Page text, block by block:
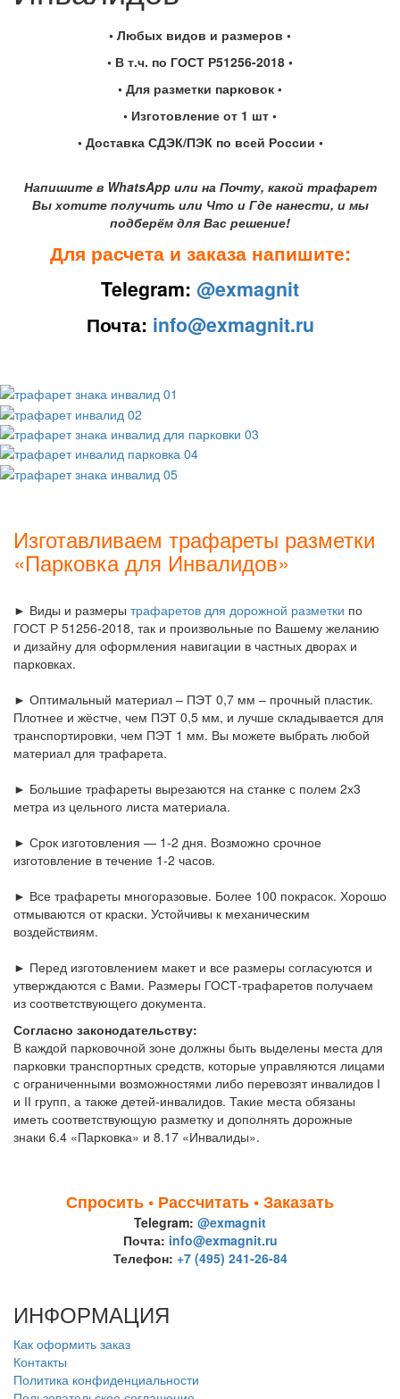
• Любых видов и размеров •
• В т.ч. по ГОСТ Р51256-2018 •
• Для разметки парковок •
• Изготовление от 1 шт •
• Доставка СДЭК/ПЭК по всей России •
Напишите в WhatsApp или на Почту, какой трафарет
Вы хотите получить или Что и Где нанести, и мы
подберём для Вас решение!
Для расчета и заказа напишите:
Telegram: @exmagnit
Почта: info@exmagnit.ru
Изготавливаем трафареты разметки
«Парковка для Инвалидов»
► Виды и размеры трафаретов для дорожной разметки по
ГОСТ Р 51256-2018, так и произвольные по Вашему желанию
и дизайну для оформления навигации в частных дворах и
парковках.
► Оптимальный материал – ПЭТ 0,7 мм – прочный пластик.
Плотнее и жёстче, чем ПЭТ 0,5 мм, и лучше складывается для
транспортировки, чем ПЭТ 1 мм. Вы можете выбрать любой
материал для трафарета.
► Большие трафареты вырезаются на станке с полем 2х3
метра из цельного листа материала.
► Срок изготовления — 1-2 дня. Возможно срочное
изготовление в течение 1-2 часов.
► Все трафареты многоразовые. Более 100 покрасок. Хорошо
отмываются от краски. Устойчивы к механическим
воздействиям.
► Перед изготовлением макет и все размеры согласуются и
утверждаются с Вами. Размеры ГОСТ-трафаретов получаем
из соответствующего документа.
Согласно законодательству:
В каждой парковочной зоне должны быть выделены места для
парковки транспортных средств, которые управляются лицами
с ограниченными возможностями либо перевозят инвалидов І
и ІІ групп, а также детей-инвалидов. Такие места обязаны
иметь соответствующую разметку и дополнять дорожные
знаки 6.4 «Парковка» и 8.17 «Инвалиды».
Спросить • Рассчитать • Заказать
Telegram: @exmagnit
Почта: info@exmagnit.ru
Телефон: +7 (495) 241-26-84
ИНФОРМАЦИЯ
Как оформить заказ
Контакты
Политика конфиденциальности